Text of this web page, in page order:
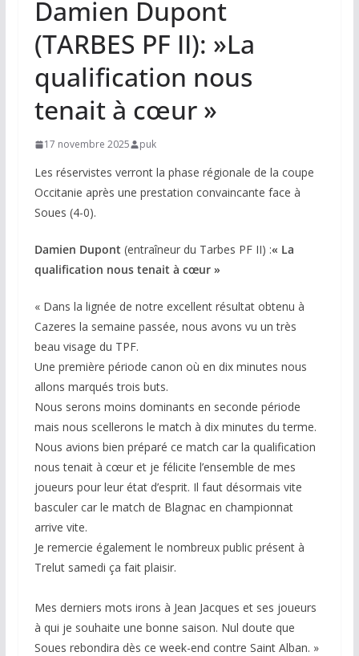
Damien Dupont
(TARBES PF II): »La
qualification nous
tenait à cœur »
17 novembre 2025 puk
Les réservistes verront la phase régionale de la coupe
Occitanie après une prestation convaincante face à
Soues (4-0).
Damien Dupont (entraîneur du Tarbes PF II) :« La
qualification nous tenait à cœur »
« Dans la lignée de notre excellent résultat obtenu à
Cazeres la semaine passée, nous avons vu un très
beau visage du TPF.
Une première période canon où en dix minutes nous
allons marqués trois buts.
Nous serons moins dominants en seconde période
mais nous scellerons le match à dix minutes du terme.
Nous avions bien préparé ce match car la qualification
nous tenait à cœur et je félicite l’ensemble de mes
joueurs pour leur état d’esprit. Il faut désormais vite
basculer car le match de Blagnac en championnat
arrive vite.
Je remercie également le nombreux public présent à
Trelut samedi ça fait plaisir.
Mes derniers mots irons à Jean Jacques et ses joueurs
à qui je souhaite une bonne saison. Nul doute que
Soues rebondira dès ce week-end contre Saint Alban. »